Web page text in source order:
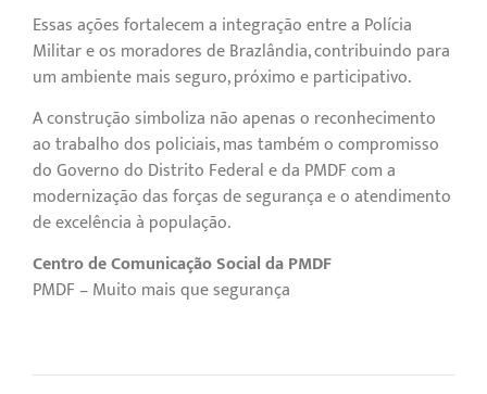
Essas ações fortalecem a integração entre a Polícia
Militar e os moradores de Brazlândia, contribuindo para
um ambiente mais seguro, próximo e participativo.
A construção simboliza não apenas o reconhecimento
ao trabalho dos policiais, mas também o compromisso
do Governo do Distrito Federal e da PMDF com a
modernização das forças de segurança e o atendimento
de excelência à população.
Centro de Comunicação Social da PMDF
PMDF – Muito mais que segurança